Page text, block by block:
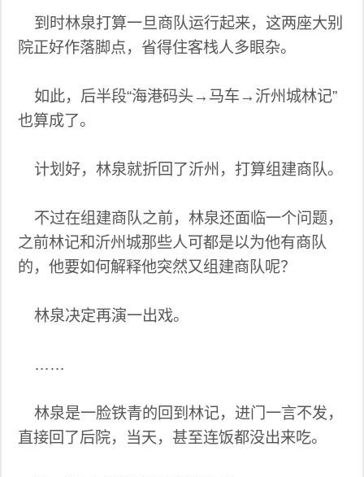
到时林泉打算一旦商队运行起来，这两座大别
院正好作落脚点，省得住客栈人多眼杂。
如此，后半段“海港码头→马车→沂州城林记”
也算成了。
计划好，林泉就折回了沂州，打算组建商队。
不过在组建商队之前，林泉还面临一个问题，
之前林记和沂州城那些人可都是以为他有商队
的，他要如何解释他突然又组建商队呢？
林泉决定再演一出戏。
……
林泉是一脸铁青的回到林记，进门一言不发，
直接回了后院，当天，甚至连饭都没出来吃。